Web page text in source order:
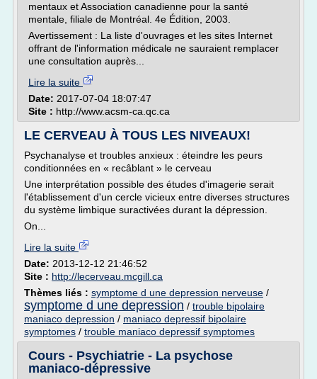
mentaux et Association canadienne pour la santé
mentale, filiale de Montréal. 4e Édition, 2003.
Avertissement : La liste d'ouvrages et les sites Internet
offrant de l'information médicale ne sauraient remplacer
une consultation auprès...
Lire la suite
Date: 2017-07-04 18:07:47
Site : http://www.acsm-ca.qc.ca
LE CERVEAU À TOUS LES NIVEAUX!
Psychanalyse et troubles anxieux : éteindre les peurs
conditionnées en « recâblant » le cerveau
Une interprétation possible des études d'imagerie serait
l'établissement d'un cercle vicieux entre diverses structures
du système limbique suractivées durant la dépression.
On...
Lire la suite
Date: 2013-12-12 21:46:52
Site : http://lecerveau.mcgill.ca
Thèmes liés : symptome d une depression nerveuse /
symptome d une depression / trouble bipolaire
maniaco depression / maniaco depressif bipolaire
symptomes / trouble maniaco depressif symptomes
Cours - Psychiatrie - La psychose
maniaco-dépressive